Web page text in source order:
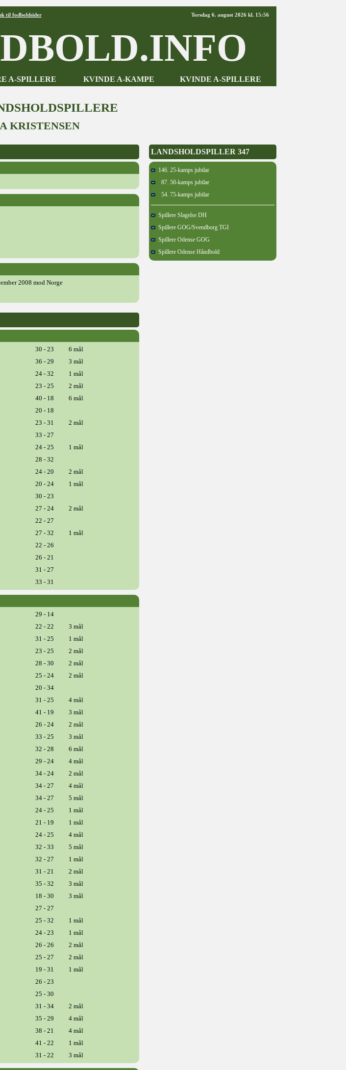
til fodboldsider Torsdag 6. august 2026 kl. 15:56
A-SPILLERE KVINDE A-KAMPE KVINDE A-SPILLERE
KRISTENSEN
2008 mod Norge
30 - 23
6 mål
36 - 29
3 mål
24 - 32
1 mål
23 - 25
2 mål
40 - 18
6 mål
20 - 18
23 - 31
2 mål
33 - 27
24 - 25
1 mål
28 - 32
24 - 20
2 mål
20 - 24
1 mål
30 - 23
27 - 24
2 mål
22 - 27
27 - 32
1 mål
22 - 26
26 - 21
31 - 27
33 - 31
29 - 14
22 - 22
3 mål
31 - 25
1 mål
23 - 25
2 mål
28 - 30
2 mål
25 - 24
2 mål
20 - 34
31 - 25
4 mål
41 - 19
3 mål
26 - 24
2 mål
33 - 25
3 mål
32 - 28
6 mål
29 - 24
4 mål
34 - 24
2 mål
34 - 27
4 mål
34 - 27
5 mål
24 - 25
1 mål
21 - 19
1 mål
24 - 25
4 mål
32 - 33
5 mål
32 - 27
1 mål
31 - 21
2 mål
35 - 32
3 mål
18 - 30
3 mål
27 - 27
25 - 32
1 mål
24 - 23
1 mål
26 - 26
2 mål
25 - 27
2 mål
19 - 31
1 mål
26 - 23
25 - 30
31 - 34
2 mål
35 - 29
4 mål
38 - 21
4 mål
41 - 22
1 mål
31 - 22 3 mål
LANDSHOLDSPILLER 347
146. 25-kamps jubilar
87. 50-kamps jubilar
54. 75-kamps jubilar
Spillere Slagelse DH
Spillere GOG/Svendborg TGI
Spillere Odense GOG
Spillere Odense Håndbold